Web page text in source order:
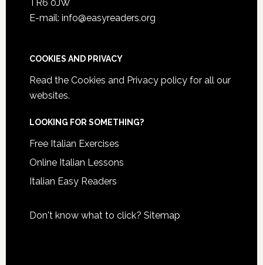
TR6 0JW
E-mail: info@easyreaders.org
COOKIES AND PRIVACY
Read the Cookies and Privacy policyfor all our
websites.
LOOKING FOR SOMETHING?
Free Italian Exercises
Online Italian Lessons
Italian Easy Readers
Don't know what to click? Sitemap